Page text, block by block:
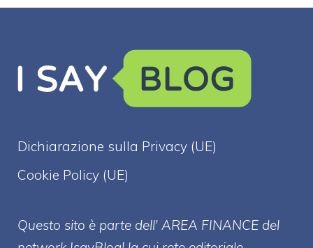
Dichiarazione sulla Privacy (UE)
Cookie Policy (UE)
Questo sito è parte dell' AREA FINANCE del